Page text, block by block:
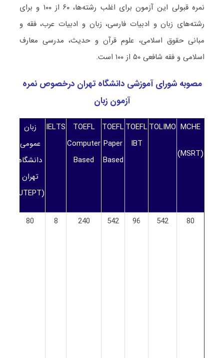
نمره قبولی این آزمون برای اغلب رشته‌ها، ۶۰ از ۱۰۰ و برای
رشته‌های زبان و ادبیات فارسی، زبان و ادبیات عرب، فقه و
مبانی حقوق اسلامی، علوم قرآن و حدیث، مدرسی معارف
اسلامی و فقه شافعی ۵۰ از ۱۰۰ است.
مصوبه شورای آموزشی دانشگاه تهران درخصوص نمره
آزمون زبان
MCHE
(MSRT)
TOLIMO
TOEFL
IBT
TOEFL
Paper
Based
TOEFL
Computer
Based
IELTS
زبان
عمومی
دانشگاه
تهران
(UTEPT)
80
542
96
542
240
8
80